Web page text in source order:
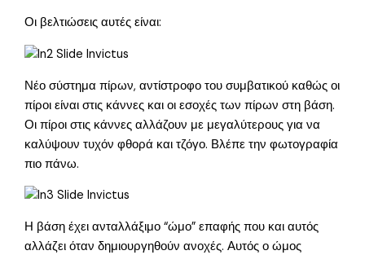
Οι βελτιώσεις αυτές είναι:
Νέο σύστημα πίρων, αντίστροφο του συμβατικού καθώς οι
πίροι είναι στις κάννες και οι εσοχές των πίρων στη βάση.
Οι πίροι στις κάννες αλλάζουν με μεγαλύτερους για να
καλύψουν τυχόν φθορά και τζόγο. Βλέπε την φωτογραφία
πιο πάνω.
Η βάση έχει ανταλλάξιμο “ώμο” επαφής που και αυτός
αλλάζει όταν δημιουργηθούν ανοχές. Αυτός ο ώμος